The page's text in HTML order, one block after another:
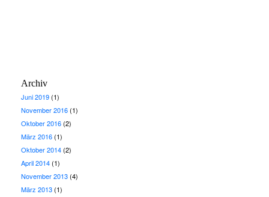
Archiv
Juni 2019(1)
November 2016(1)
Oktober 2016(2)
März 2016(1)
Oktober 2014(2)
April 2014(1)
November 2013(4)
März 2013(1)